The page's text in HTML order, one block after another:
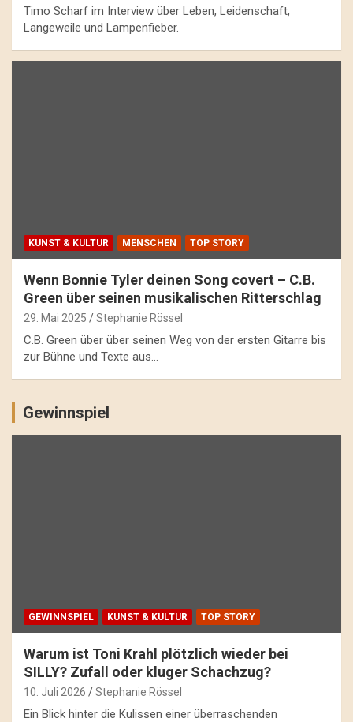
Timo Scharf im Interview über Leben, Leidenschaft,
Langeweile und Lampenfieber.
KUNST & KULTUR MENSCHEN TOP STORY
Wenn Bonnie Tyler deinen Song covert – C.B.
Green über seinen musikalischen Ritterschlag
29. Mai 2025 Stephanie Rössel
C.B. Green über über seinen Weg von der ersten Gitarre bis
zur Bühne und Texte aus…
Gewinnspiel
GEWINNSPIEL KUNST & KULTUR TOP STORY
Warum ist Toni Krahl plötzlich wieder bei
SILLY? Zufall oder kluger Schachzug?
10. Juli 2026 Stephanie Rössel
Ein Blick hinter die Kulissen einer überraschenden